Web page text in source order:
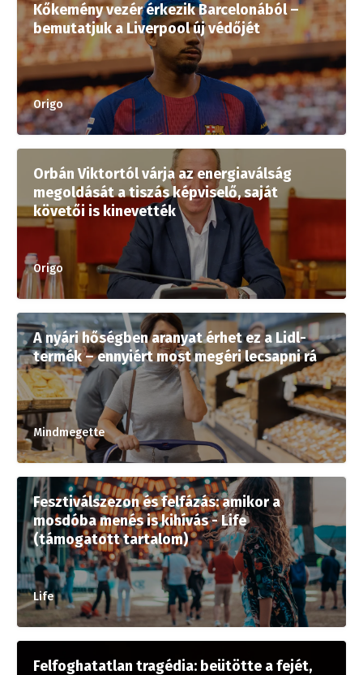
Kőkemény vezér érkezik Barcelonából –
bemutatjuk a Liverpool új védőjét
Origo
Orbán Viktortól várja az energiaválság
megoldását a tiszás képviselő, saját
követői is kinevették
Origo
A nyári hőségben aranyat érhet ez a Lidl-
termék – ennyiért most megéri lecsapni rá
Mindmegette
Fesztiválszezon és felfázás: amikor a
mosdóba menés is kihívás - Life
(támogatott tartalom)
Life
Felfoghatatlan tragédia: beütötte a fejét,